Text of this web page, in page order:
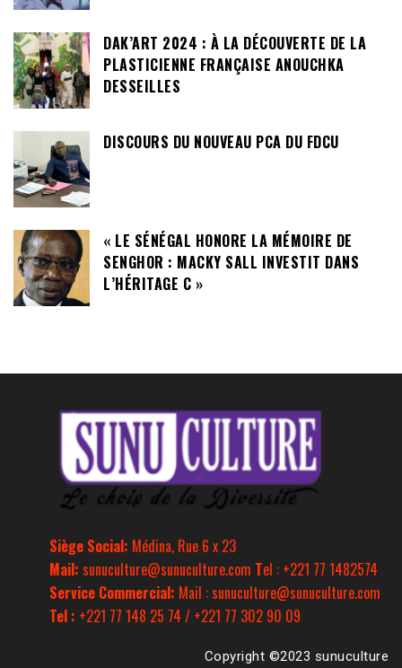
DAK’ART 2024 : À LA DÉCOUVERTE DE LA
PLASTICIENNE FRANÇAISE ANOUCHKA
DESSEILLES
DISCOURS DU NOUVEAU PCA DU FDCU
« LE SÉNÉGAL HONORE LA MÉMOIRE DE
SENGHOR : MACKY SALL INVESTIT DANS
L’HÉRITAGE C »
Siège Social: Médina, Rue 6 x 23
Mail: sunuculture@sunuculture.com Tel : +221 77 1482574
Service Commercial: Mail : sunuculture@sunuculture.com
Tel : +221 77 148 25 74 / +221 77 302 90 09
Copyright ©2023 sunuculture